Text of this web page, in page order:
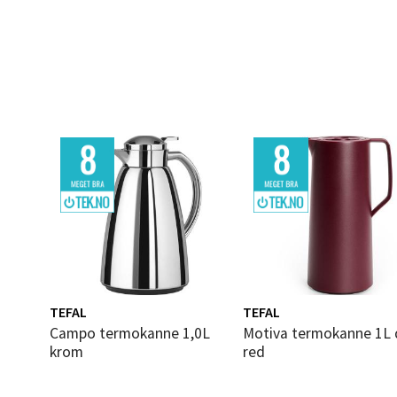
TEFAL
Campo termokanne 1,0L
krom
TEFAL
Motiva termokanne 1L dark
red
Folke